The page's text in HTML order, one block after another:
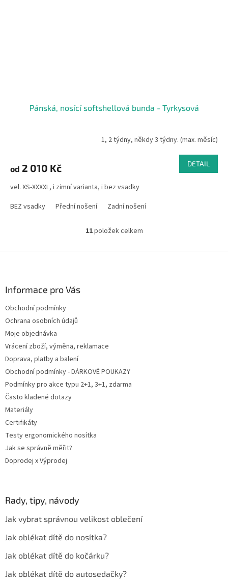
Pánská, nosící softshellová bunda - Tyrkysová
1, 2 týdny, někdy 3 týdny. (max. měsíc)
od 2 010 Kč DETAIL
vel. XS-XXXXL, i zimní varianta, i bez vsadky
BEZ vsadky
Přední nošení Zadní nošení
O
l
ý
p
i
11položek celkem
Informace pro Vás
Obchodní podmínky
Ochrana osobních údajů
Moje objednávka
Vrácení zboží, výměna, reklamace
Doprava, platby a balení
Obchodní podmínky - DÁRKOVÉ POUKAZY
Podmínky pro akce typu 2+1, 3+1, zdarma
Často kladené dotazy
Materiály
Certifikáty
Testy ergonomického nosítka
Jak se správně měřit?
Doprodej x Výprodej
Rady, tipy, návody
Jak vybrat správnou velikost oblečení
Jak oblékat dítě do nosítka?
Jak oblékat dítě do kočárku?
Jak oblékat dítě do autosedačky?